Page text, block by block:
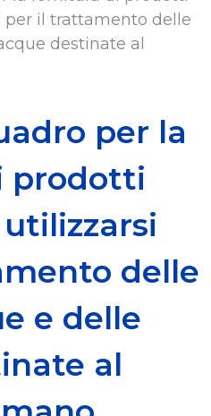
il trattamento delle
destinate al
per la
prodotti
delle
e delle
al